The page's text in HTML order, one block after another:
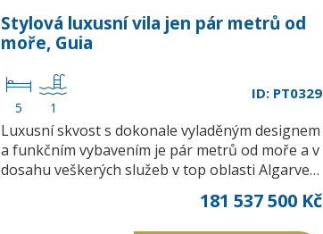
Stylová luxusní vila jen pár metrů od
moře, Guia
5 1
ID: PT0329
Luxusní skvost s dokonale vyladěným designem
a funkčním vybavením je pár metrů od moře a v
dosahu veškerých služeb v top oblasti Algarve…
181 537 500 Kč